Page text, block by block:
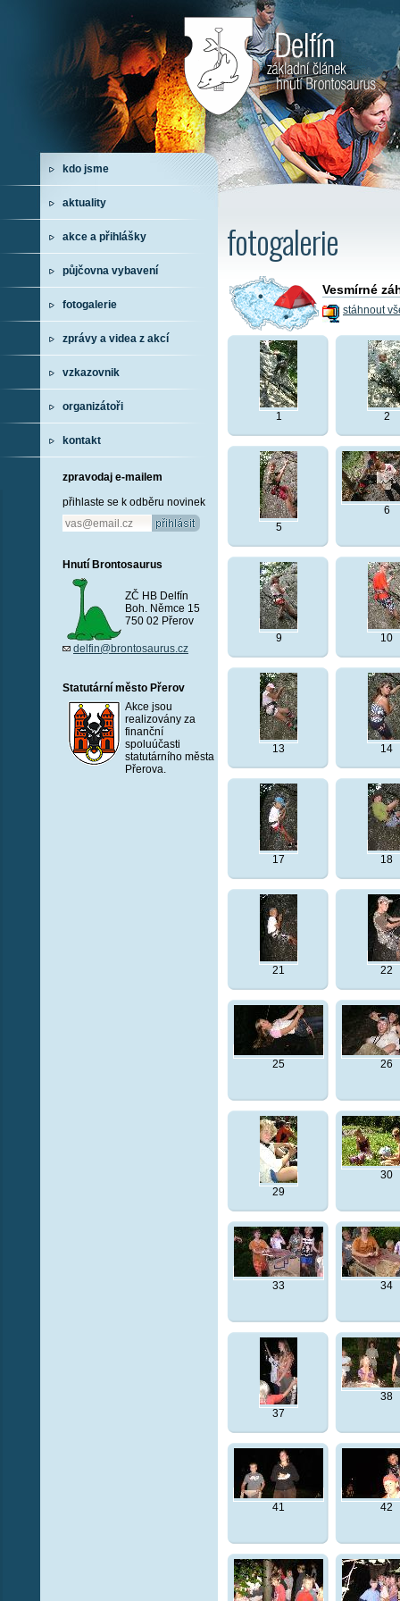
kdo jsme
aktuality
akce a přihlášky
půjčovna vybavení
fotogalerie
zprávy a videa z akcí
vzkazovnik
organizátoři
kontakt
zpravodaj e-mailem
přihlaste se k odběru novinek
Hnutí Brontosaurus
ZČ HB Delfín
Boh. Němce 15
750 02 Přerov
delfin@brontosaurus.cz
Statutární město Přerov
Akce jsou
realizovány za
finanční
spoluúčasti
statutárního města
Přerova.
fotogalerie
Vesmírné
stáhnout
1 2
5
6
9 10
13 14
17 18
21 22
25 26
29
30
33 34
37
38
41 42